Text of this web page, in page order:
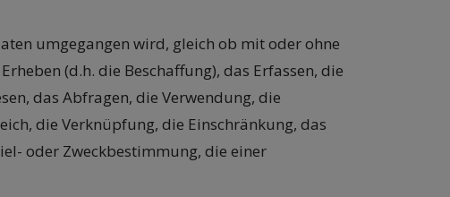
umgegangen wird, gleich ob mit oder ohne
(d.h. die Beschaffung), das Erfassen, die
das Abfragen, die Verwendung, die
die Verknüpfung, die Einschränkung, das
oder Zweckbestimmung, die einer